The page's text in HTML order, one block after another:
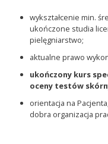
wykształcenie min.
ukończone studia
pielęgniarstwo;
aktualne prawo
ukończony kurs
oceny testów
orientacja na
dobra organizacja